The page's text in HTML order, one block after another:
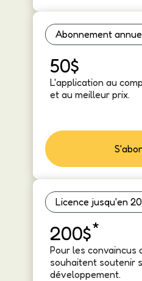
Abonnement
50$
L'application au
et au meilleur prix.
Licence jusqu'en
200$*
Pour les convaincus
souhaitent soutenir
développement.